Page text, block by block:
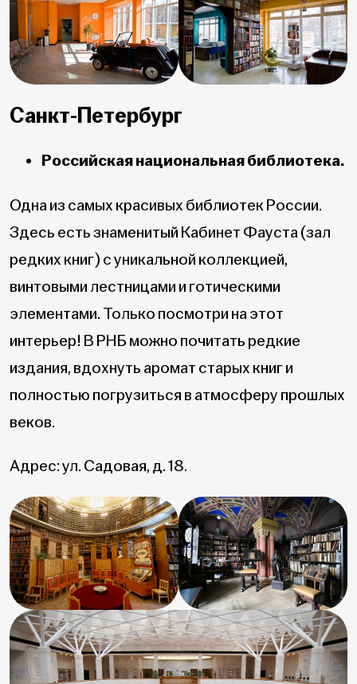
Санкт-Петербург
Российская национальная библиотека.
Одна из самых красивых библиотек России.
Здесь есть знаменитый Кабинет Фауста (зал
редких книг) с уникальной коллекцией,
винтовыми лестницами и готическими
элементами. Только посмотри на этот
интерьер! В РНБ можно почитать редкие
издания, вдохнуть аромат старых книг и
полностью погрузиться в атмосферу прошлых
веков.
Адрес: ул. Садовая, д. 18.